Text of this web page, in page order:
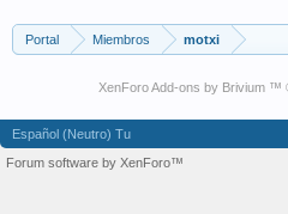
Portal Miembros motxi
XenForo Add-ons by Brivium ™
Español (Neutro) Tu
Forum software by XenForo™